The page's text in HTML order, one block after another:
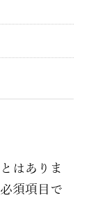
はありま
須項目で